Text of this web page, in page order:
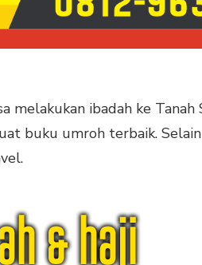
ibadah ke Tanah
buku umroh terbaik.